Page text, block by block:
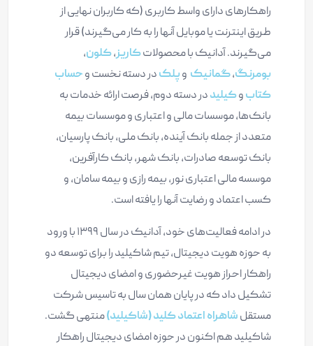
راهکارهای دارای واسط کاربری (که کاربران نهایی از
طریق اینترنت یا موبایل آنها را به کار می‌گیرند) قرار
می‌گیرند. آدانیک با محصولاتکاریز،کلون،
بومرنگ،گمانیک وپلکدر دسته نخست وحساب
کتابوکیلیددر دسته دوم، فرصت ارائه خدمات به
بانک‌ها، موسسات مالی و اعتباری و موسسات بیمه
متعدد از جمله بانک آینده، بانک ملی، بانک پارسیان،
بانک توسعه صادرات، بانک شهر، بانک کارآفرین،
موسسه مالی اعتباری نور، بیمه رازی و بیمه سامان، و
کسب اعتماد و رضایت آنها را یافته است.
در ادامه فعالیت‌های خود، آدانیک در سال ۱۳۹۹ با ورود
به حوزه هویت دیجیتال، تیم شاکیلید را برای توسعه دو
راهکار احراز هویت غیرحضوری و امضای دیجیتال
تشکیل داد که در پایان همان سال به تاسیس شرکت
مستقلشاهراه اعتماد کلید (شاکیلید)منتهی گشت.
شاکیلید هم اکنون در حوزه امضای دیجیتال راهکار